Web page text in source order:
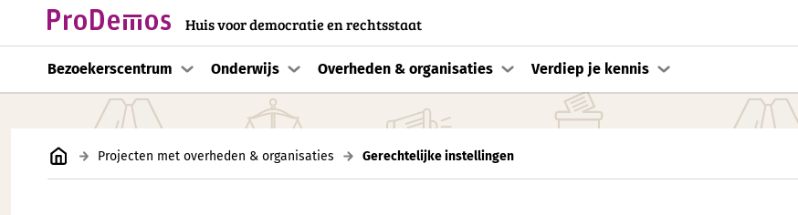
Huis voor democratie en rechtsstaat
Bezoekerscentrum Onderwijs Overheden & organisaties Verdiep je kennis
Projecten met overheden & organisaties Gerechtelijke instellingen